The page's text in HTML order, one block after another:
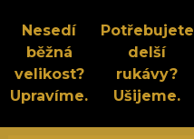
Nesedí
běžná
velikost?
Upravíme.
Potřebujete
delší
rukávy?
Ušijeme.